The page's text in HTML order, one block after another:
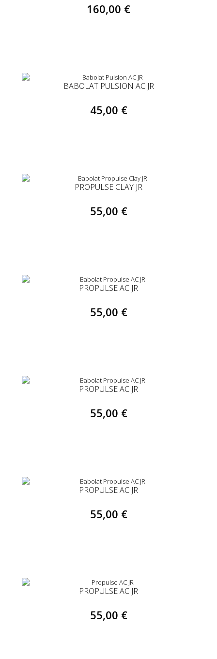
160,00 €
BABOLAT PULSION AC JR
45,00 €
PROPULSE CLAY JR
55,00 €
PROPULSE AC JR
55,00 €
PROPULSE AC JR
55,00 €
PROPULSE AC JR
55,00 €
PROPULSE AC JR
55,00 €